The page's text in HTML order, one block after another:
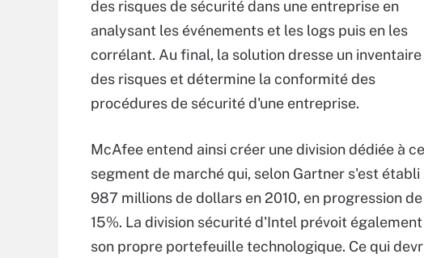
des risques de sécurité dans une entreprise en
analysant les événements et les logs puis en les
corrélant. Au final, la solution dresse un inventaire
des risques et détermine la conformité des
procédures de sécurité d'une entreprise.
McAfee entend ainsi créer une division dédiée à ce
segment de marché qui, selon Gartner s'est établi
987 millions de dollars en 2010, en progression de
15%. La division sécurité d'Intel prévoit
son propre portefeuille technologique. Ce qui